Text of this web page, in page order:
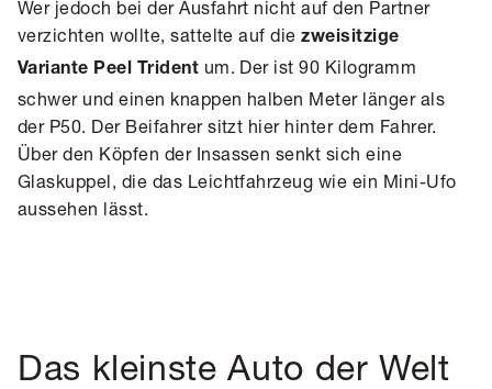
Wer jedoch bei der Ausfahrt nicht auf den Partner
verzichten wollte, sattelte auf diezweisitzige
Variante Peel Trident um. Der ist 90 Kilogramm
schwer und einen knappen halben Meter länger als
der P50. Der Beifahrer sitzt hier hinter dem Fahrer.
Über den Köpfen der Insassen senkt sich eine
Glaskuppel, die das Leichtfahrzeug wie ein Mini-Ufo
aussehen lässt.
Das kleinste Auto der Welt